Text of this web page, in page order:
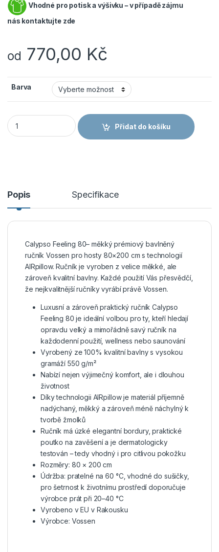
Vhodné pro potisk a výšivku – v případě zájmu
nás kontaktujte zde
od 770,00 Kč
Barva
Vossen Calypso Feeling 80 ručník 80x200 cm množství
Přidat do košíku
Popis Specifikace
Calypso Feeling 80– měkký prémiový bavlněný
ručník Vossen pro hosty 80×200 cm s technologií
AIRpillow. Ručník je vyroben z velice měkké, ale
zároveň kvalitní bavlny. Každé použití Vás přesvědčí,
že nejkvalitnější ručníky vyrábí právě Vossen.
Luxusní a zároveň praktický ručník Calypso
Feeling 80 je ideální volbou pro ty, kteří hledají
opravdu velký a mimořádně savý ručník na
každodenní použití, wellness nebo saunování
Vyrobený ze 100% kvalitní bavlny s vysokou
gramáží 550 g/m²
Nabízí nejen výjimečný komfort, ale i dlouhou
životnost
Díky technologii AIRpillow je materiál příjemně
nadýchaný, měkký a zároveň méně náchylný k
tvorbě žmolků
Ručník má úzké elegantní bordury, praktické
poutko na zavěšení a je dermatologicky
testován – tedy vhodný i pro citlivou pokožku
Rozměry: 80 × 200 cm
Údržba: pratelné na 60 °C, vhodné do sušičky,
pro šetrnost k životnímu prostředí doporučuje
výrobce prát při 20–40 °C
Vyrobeno v EU v Rakousku
Výrobce: Vossen